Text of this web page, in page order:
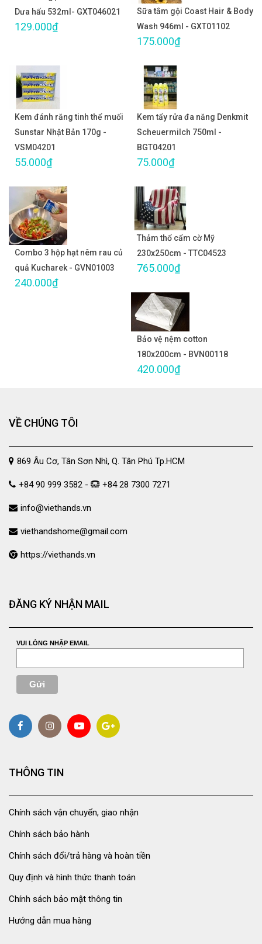
Dưa hấu 532ml- GXT046021
129.000₫
Sữa tắm gội Coast Hair & Body
Wash 946ml - GXT01102
175.000₫
Kem đánh răng tinh thể muối
Sunstar Nhật Bản 170g -
VSM04201
55.000₫
Kem tẩy rửa đa năng Denkmit
Scheuermilch 750ml -
BGT04201
75.000₫
Combo 3 hộp hạt nêm rau củ
quả Kucharek - GVN01003
240.000₫
Thảm thổ cẩm cờ Mỹ
230x250cm - TTC04523
765.000₫
Bảo vệ nệm cotton
180x200cm - BVN00118
420.000₫
VỀ CHÚNG TÔI
869 Âu Cơ, Tân Sơn Nhì, Q. Tân Phú Tp.HCM
+84 90 999 3582 - +84 28 7300 7271
info@viethands.vn
viethandshome@gmail.com
https://viethands.vn
ĐĂNG KÝ NHẬN MAIL
VUI LÒNG NHẬP EMAIL
THÔNG TIN
Chính sách vận chuyển, giao nhận
Chính sách bảo hành
Chính sách đổi/trả hàng và hoàn tiền
Quy định và hình thức thanh toán
Chính sách bảo mật thông tin
Hướng dẫn mua hàng